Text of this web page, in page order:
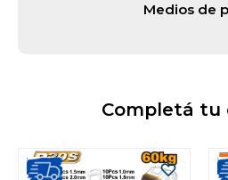
Medios de
Completá tu